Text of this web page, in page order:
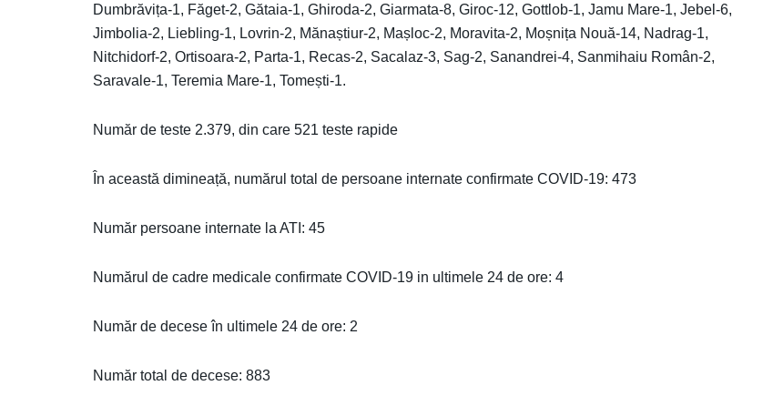
Dumbrăvița-1, Făget-2, Gătaia-1, Ghiroda-2, Giarmata-8, Giroc-12, Gottlob-1, Jamu Mare-1, Jebel-6,
Jimbolia-2, Liebling-1, Lovrin-2, Mănaștiur-2, Mașloc-2, Moravita-2, Moșnița Nouă-14, Nadrag-1,
Nitchidorf-2, Ortisoara-2, Parta-1, Recas-2, Sacalaz-3, Sag-2, Sanandrei-4, Sanmihaiu Român-2,
Saravale-1, Teremia Mare-1, Tomești-1.
Număr de teste 2.379, din care 521 teste rapide
În această dimineață, numărul total de persoane internate confirmate COVID-19: 473
Număr persoane internate la ATI: 45
Numărul de cadre medicale confirmate COVID-19 in ultimele 24 de ore: 4
Număr de decese în ultimele 24 de ore: 2
Număr total de decese: 883